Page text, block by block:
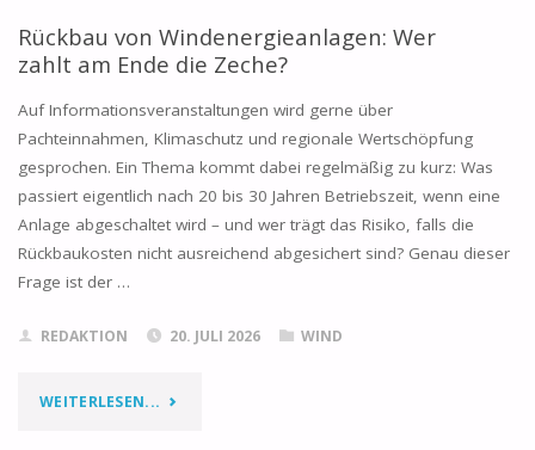
PACHTPREISDECKEL
FÜR
VERPACHTUNGEN
AN
WINDINDUSTRIE"
Rückbau von Windenergieanlagen: Wer
zahlt am Ende die Zeche?
Auf Informationsveranstaltungen wird gerne über
Pachteinnahmen, Klimaschutz und regionale Wertschöpfung
gesprochen. Ein Thema kommt dabei regelmäßig zu kurz: Was
passiert eigentlich nach 20 bis 30 Jahren Betriebszeit, wenn eine
Anlage abgeschaltet wird – und wer trägt das Risiko, falls die
Rückbaukosten nicht ausreichend abgesichert sind? Genau dieser
Frage ist der …
REDAKTION 20. JULI 2026 WIND
WEITERLESEN... "RÜCKBAU